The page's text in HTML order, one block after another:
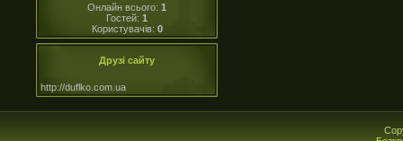
Онлайн всього: 1
Гостей: 1
Користувачів: 0
Друзі сайту
http://duflko.com.ua